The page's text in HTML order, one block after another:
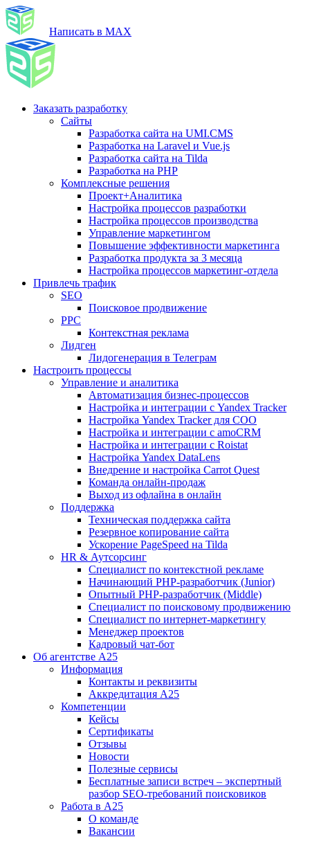
Написать в MAX
Заказать разработку
Сайты
Разработка сайта на UMI.CMS
Разработка на Laravel и Vue.js
Разработка сайта на Tilda
Разработка на PHP
Комплексные решения
Проект+Аналитика
Настройка процессов разработки
Настройка процессов производства
Управление маркетингом
Повышение эффективности маркетинга
Разработка продукта за 3 месяца
Настройка процессов маркетинг-отдела
Привлечь трафик
SEO
Поисковое продвижение
PPC
Контекстная реклама
Лидген
Лидогенерация в Телеграм
Настроить процессы
Управление и аналитика
Автоматизация бизнес-процессов
Настройка и интеграции с Yandex Tracker
Настройка Yandex Tracker для СОО
Настройка и интеграции с amoCRM
Настройка и интеграции с Roistat
Настройка Yandex DataLens
Внедрение и настройка Carrot Quest
Команда онлайн-продаж
Выход из офлайна в онлайн
Поддержка
Техническая поддержка сайта
Резервное копирование сайта
Ускорение PageSpeed на Tilda
HR & Аутсорсинг
Специалист по контекстной рекламе
Начинающий PHP-разработчик (Junior)
Опытный PHP-разработчик (Middle)
Специалист по поисковому продвижению
Специалист по интернет-маркетингу
Менеджер проектов
Кадровый чат-бот
Об агентстве А25
Информация
Контакты и реквизиты
Аккредитация А25
Компетенции
Кейсы
Сертификаты
Отзывы
Новости
Полезные сервисы
Бесплатные записи встреч – экспертный
разбор SEO-требований поисковиков
Работа в А25
О команде
Вакансии